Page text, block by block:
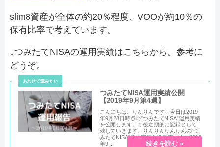
slim8資産が全体の約20％程度、VOOが約10％の
保有比率で考えています。
↓つみたてNISAの運用実績はこちらから。参考に
どうぞ。
つみたてNISA運用実績公開
【2019年9月第4週】
こんにちは、りんりんです！今日は2019
年9月28日時点の”つみたてNISA”運用実績
を公開します。今後定期的に記録として
残していきます。りんりんりんりんの"つ
みたてNISA"運用実績公開記事だよ！2018
年9...